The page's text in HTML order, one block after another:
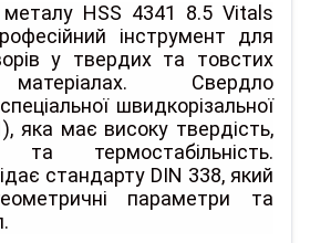
HSS 4341 8.5 Vitals
інструмент для
у твердих та товстих
Свердло
швидкорізальної
яка має високу твердість,
та термостабільність.
стандарту DIN 338, який
параметри та